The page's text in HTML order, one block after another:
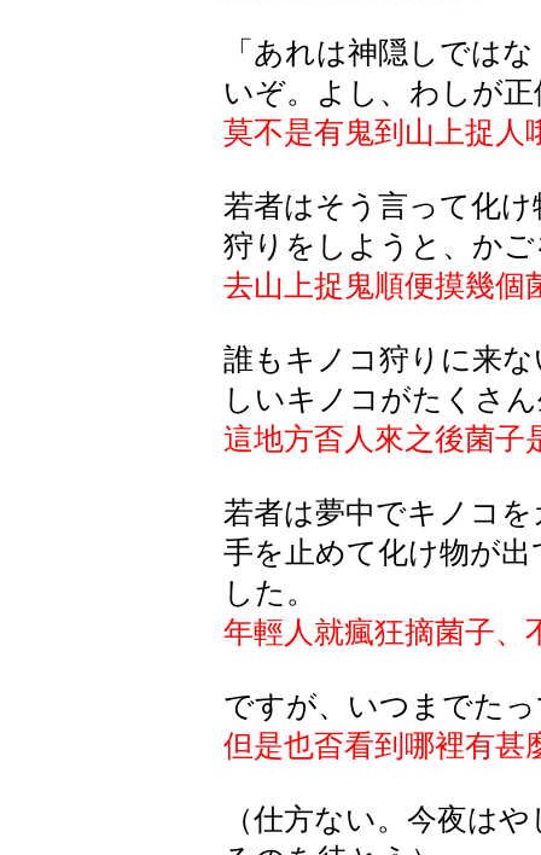
「あれは神隠しでは
いぞ。よし、わしが
莫不是有鬼到山上捉人
若者はそう言って化
狩りをしようと、か
去山上捉鬼順便摸幾個
誰もキノコ狩りに来
しいキノコがたくさ
這地方㫘人來之後菌子
若者は夢中でキノコ
手を止めて化け物が
した。
年輕人就瘋狂摘菌子、
ですが、いつまでた
但是也㫘看到哪裡有甚
（仕方ない。今夜は